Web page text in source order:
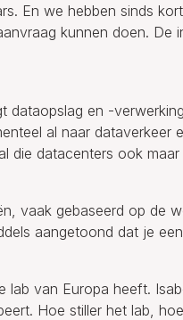
En we hebben sinds
kunnen doen. De
dataopslag en -
al naar dataverkeer
die datacenters ook
vaak gebaseerd op de
aangetoond dat je
lab van Europa heeft.
Hoe stiller het lab,